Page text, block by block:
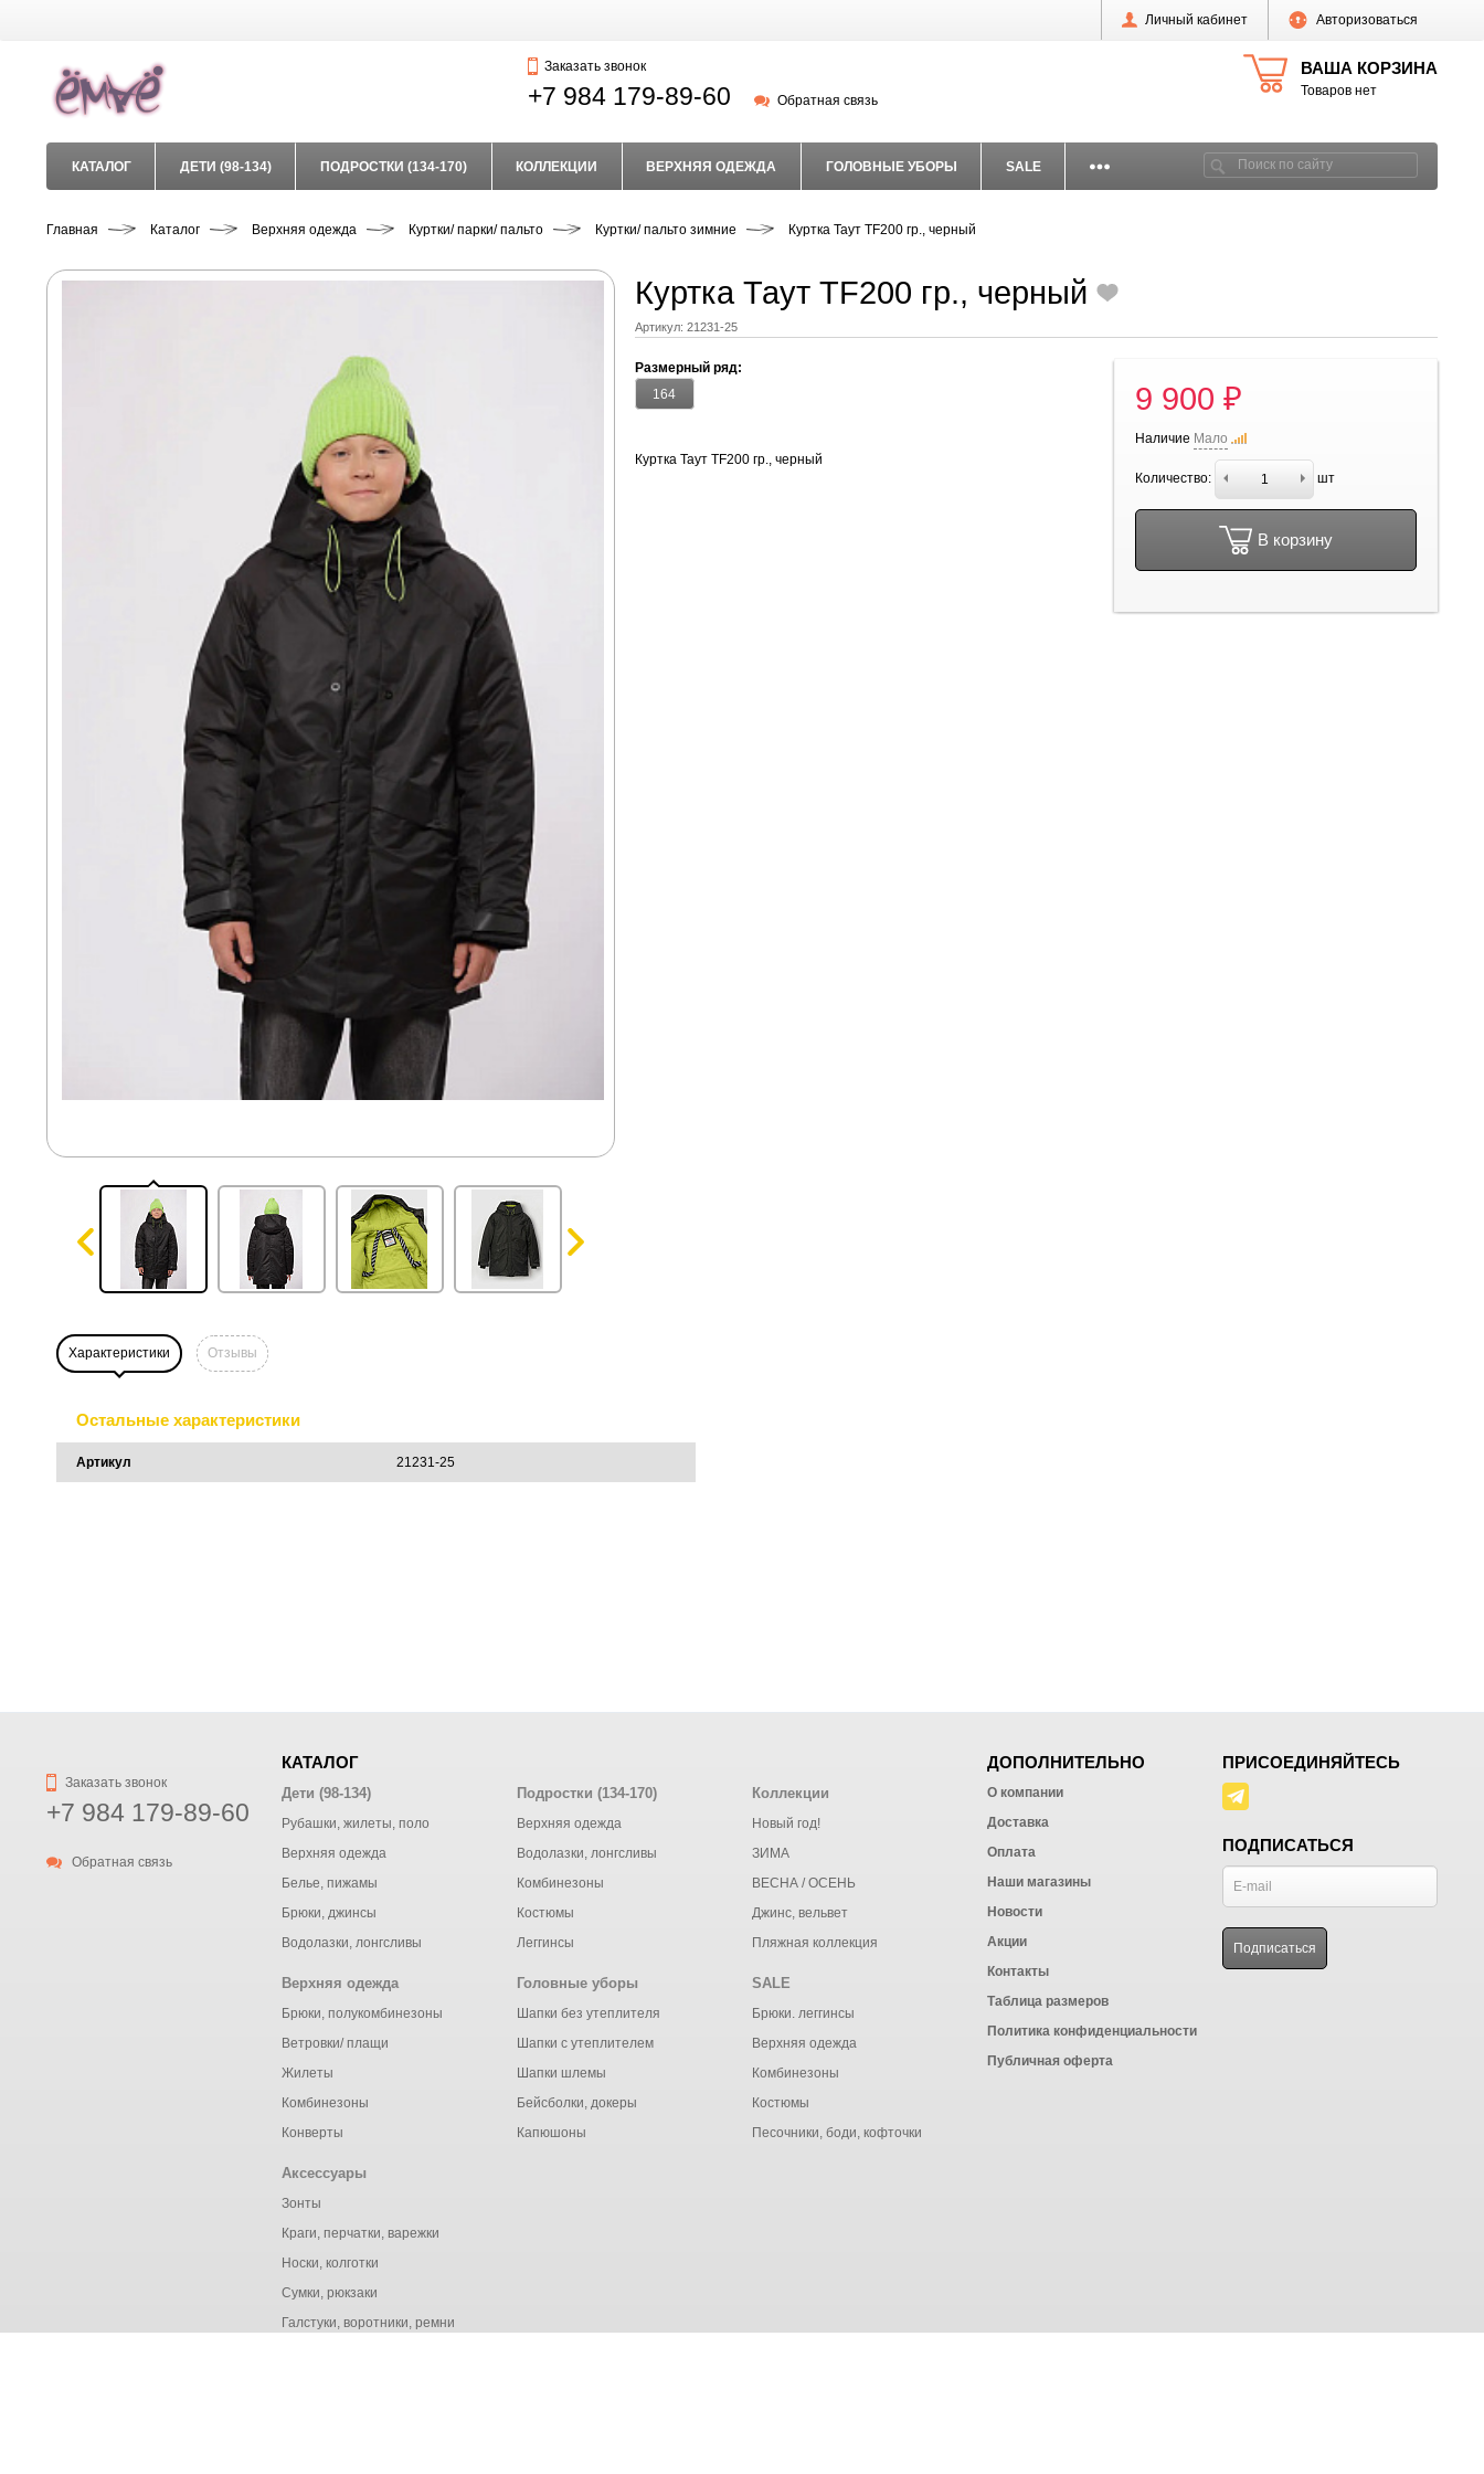
Личный кабинет Авторизоваться
ВАША КОРЗИНА
Товаров нет
Заказать звонок
+7 984 179-89-60 Обратная связь
КАТАЛОГ ДЕТИ (98-134) ПОДРОСТКИ (134-170) КОЛЛЕКЦИИ ВЕРХНЯЯ ОДЕЖДА ГОЛОВНЫЕ УБОРЫ SALE
Главная Каталог Верхняя одежда Куртки/ парки/ пальто Куртки/ пальто зимние Куртка Таут TF200 гр., черный
Куртка Таут TF200 гр., черный
Артикул: 21231-25
Размерный ряд:
164
Куртка Таут TF200 гр., черный
9 900 ₽
Наличие Мало
Количество: шт
В корзину
Характеристики Отзывы
Остальные характеристики
Артикул 21231-25
Заказать звонок
+7 984 179-89-60
Обратная связь
КАТАЛОГ
Дети (98-134)
Рубашки, жилеты, поло
Верхняя одежда
Белье, пижамы
Брюки, джинсы
Водолазки, лонгсливы
Подростки (134-170)
Верхняя одежда
Водолазки, лонгсливы
Комбинезоны
Костюмы
Леггинсы
Коллекции
Новый год!
ЗИМА
ВЕСНА / ОСЕНЬ
Джинс, вельвет
Пляжная коллекция
Верхняя одежда
Брюки, полукомбинезоны
Ветровки/ плащи
Жилеты
Комбинезоны
Конверты
Головные уборы
Шапки без утеплителя
Шапки с утеплителем
Шапки шлемы
Бейсболки, докеры
Капюшоны
SALE
Брюки. леггинсы
Верхняя одежда
Комбинезоны
Костюмы
Песочники, боди, кофточки
Аксессуары
Зонты
Краги, перчатки, варежки
Носки, колготки
Сумки, рюкзаки
Галстуки, воротники, ремни
ДОПОЛНИТЕЛЬНО
О компании
Доставка
Оплата
Наши магазины
Новости
Акции
Контакты
Таблица размеров
Политика конфиденциальности
Публичная оферта
ПРИСОЕДИНЯЙТЕСЬ
ПОДПИСАТЬСЯ